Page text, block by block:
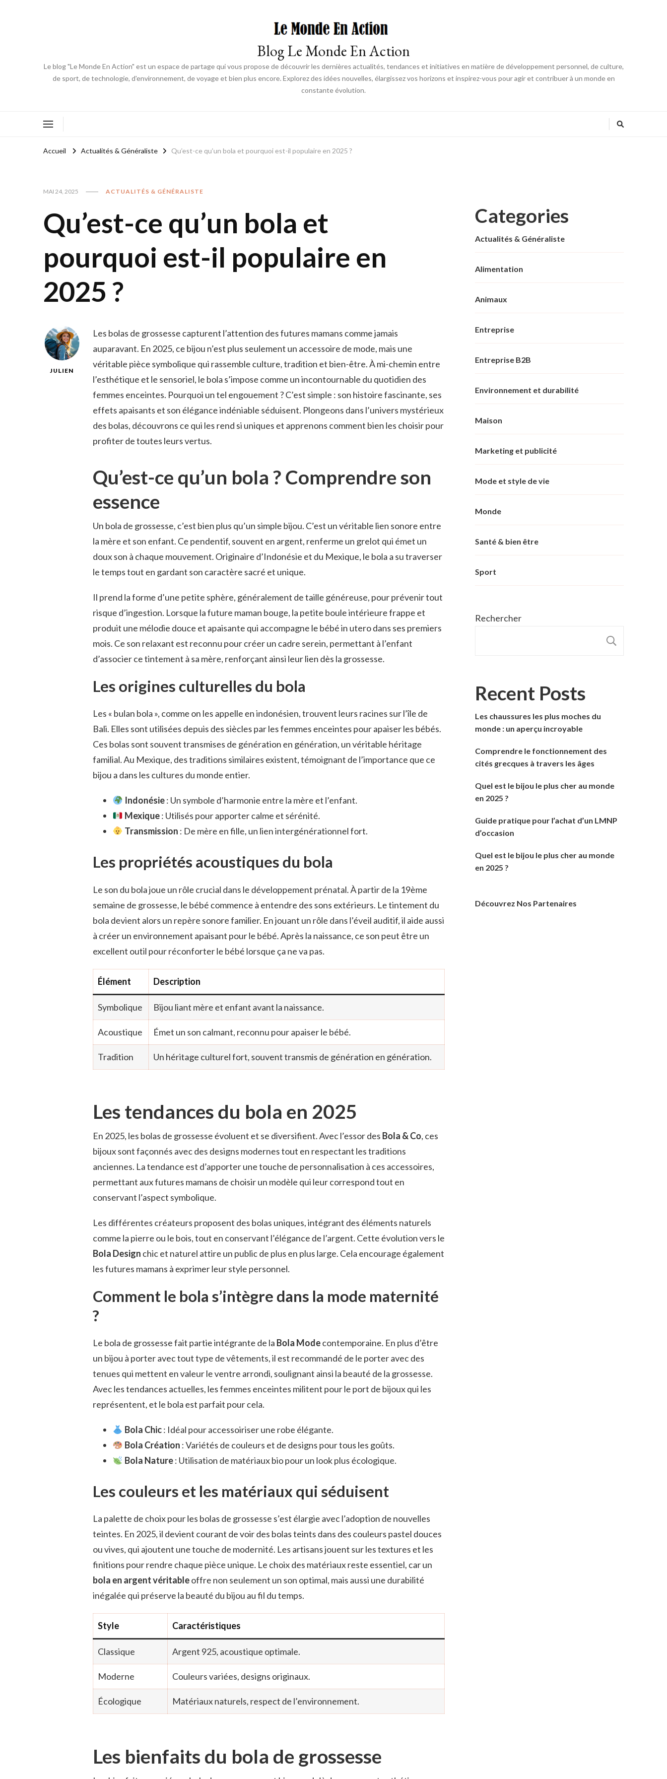
Blog Le Monde En Action
Le blog "Le Monde En Action" est un espace de partage qui vous propose de découvrir les dernières actualités, tendances et initiatives en matière de développement personnel, de culture,
de sport, de technologie, d'environnement, de voyage et bien plus encore. Explorez des idées nouvelles, élargissez vos horizons et inspirez-vous pour agir et contribuer à un monde en
constante évolution.
Accueil Actualités & Généraliste Qu’est-ce qu’un bola et pourquoi est-il populaire en 2025 ?
MAI 24, 2025 ACTUALITÉS & GÉNÉRALISTE
Qu’est-ce qu’un bola et
pourquoi est-il populaire en
2025 ?
JULIEN
Les bolas de grossesse capturent l’attention des futures mamans comme jamais
auparavant. En 2025, ce bijou n’est plus seulement un accessoire de mode, mais une
véritable pièce symbolique qui rassemble culture, tradition et bien-être. À mi-chemin entre
l’esthétique et le sensoriel, le bola s’impose comme un incontournable du quotidien des
femmes enceintes. Pourquoi un tel engouement ? C’est simple : son histoire fascinante, ses
effets apaisants et son élégance indéniable séduisent. Plongeons dans l’univers mystérieux
des bolas, découvrons ce qui les rend si uniques et apprenons comment bien les choisir pour
profiter de toutes leurs vertus.
Qu’est-ce qu’un bola ? Comprendre son
essence
Un bola de grossesse, c’est bien plus qu’un simple bijou. C’est un véritable lien sonore entre
la mère et son enfant. Ce pendentif, souvent en argent, renferme un grelot qui émet un
doux son à chaque mouvement. Originaire d’Indonésie et du Mexique, le bola a su traverser
le temps tout en gardant son caractère sacré et unique.
Il prend la forme d’une petite sphère, généralement de taille généreuse, pour prévenir tout
risque d’ingestion. Lorsque la future maman bouge, la petite boule intérieure frappe et
produit une mélodie douce et apaisante qui accompagne le bébé in utero dans ses premiers
mois. Ce son relaxant est reconnu pour créer un cadre serein, permettant à l’enfant
d’associer ce tintement à sa mère, renforçant ainsi leur lien dès la grossesse.
Les origines culturelles du bola
Les « bulan bola », comme on les appelle en indonésien, trouvent leurs racines sur l’île de
Bali. Elles sont utilisées depuis des siècles par les femmes enceintes pour apaiser les bébés.
Ces bolas sont souvent transmises de génération en génération, un véritable héritage
familial. Au Mexique, des traditions similaires existent, témoignant de l’importance que ce
bijou a dans les cultures du monde entier.
Indonésie: Un symbole d’harmonie entre la mère et l’enfant.
Mexique: Utilisés pour apporter calme et sérénité.
Transmission : De mère en fille, un lien intergénérationnel fort.
Les propriétés acoustiques du bola
Le son du bola joue un rôle crucial dans le développement prénatal. À partir de la 19ème
semaine de grossesse, le bébé commence à entendre des sons extérieurs. Le tintement du
bola devient alors un repère sonore familier. En jouant un rôle dans l’éveil auditif, il aide aussi
à créer un environnement apaisant pour le bébé. Après la naissance, ce son peut être un
excellent outil pour réconforter le bébé lorsque ça ne va pas.
Élément Description
Symbolique Bijou liant mère et enfant avant la naissance.
Acoustique Émet un son calmant, reconnu pour apaiser le bébé.
Tradition Un héritage culturel fort, souvent transmis de génération en génération.
Les tendances du bola en 2025
En 2025, les bolas de grossesse évoluent et se diversifient. Avec l’essor des Bola & Co, ces
bijoux sont façonnés avec des designs modernes tout en respectant les traditions
anciennes. La tendance est d’apporter une touche de personnalisation à ces accessoires,
permettant aux futures mamans de choisir un modèle qui leur correspond tout en
conservant l’aspect symbolique.
Les différentes créateurs proposent des bolas uniques, intégrant des éléments naturels
comme la pierre ou le bois, tout en conservant l’élégance de l’argent. Cette évolution vers le
Bola Design chic et naturel attire un public de plus en plus large. Cela encourage également
les futures mamans à exprimer leur style personnel.
Comment le bola s’intègre dans la mode maternité
?
Le bola de grossesse fait partie intégrante de la Bola Modecontemporaine. En plus d’être
un bijou à porter avec tout type de vêtements, il est recommandé de le porter avec des
tenues qui mettent en valeur le ventre arrondi, soulignant ainsi la beauté de la grossesse.
Avec les tendances actuelles, les femmes enceintes militent pour le port de bijoux qui les
représentent, et le bola est parfait pour cela.
Bola Chic: Idéal pour accessoiriser une robe élégante.
Bola Création : Variétés de couleurs et de designs pour tous les goûts.
Bola Nature: Utilisation de matériaux bio pour un look plus écologique.
Les couleurs et les matériaux qui séduisent
La palette de choix pour les bolas de grossesse s’est élargie avec l’adoption de nouvelles
teintes. En 2025, il devient courant de voir des bolas teints dans des couleurs pastel douces
ou vives, qui ajoutent une touche de modernité. Les artisans jouent sur les textures et les
finitions pour rendre chaque pièce unique. Le choix des matériaux reste essentiel, car un
bola en argent véritableoffre non seulement un son optimal, mais aussi une durabilité
inégalée qui préserve la beauté du bijou au fil du temps.
Style Caractéristiques
Classique Argent 925, acoustique optimale.
Moderne Couleurs variées, designs originaux.
Écologique Matériaux naturels, respect de l’environnement.
Les bienfaits du bola de grossesse
Categories
Actualités & Généraliste
Alimentation
Animaux
Entreprise
Entreprise B2B
Environnement et durabilité
Maison
Marketing et publicité
Mode et style de vie
Monde
Santé & bien être
Sport
Rechercher
Recent Posts
Les chaussures les plus moches du
monde : un aperçu incroyable
Comprendre le fonctionnement des
cités grecques à travers les âges
Quel est le bijou le plus cher au monde
en 2025 ?
Guide pratique pour l’achat d’un LMNP
d’occasion
Quel est le bijou le plus cher au monde
en 2025 ?
Découvrez Nos Partenaires